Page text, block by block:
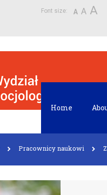
Font size: A A A
Home
Pracownicy naukowi